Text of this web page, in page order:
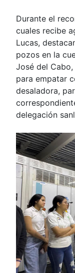
Durante el
cuales recibe
Lucas,
pozos en la
José del
para empatar
desaladora,
delegación